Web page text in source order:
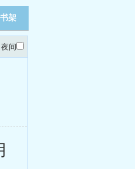
架
夜间